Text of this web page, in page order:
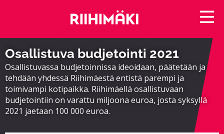
Osallistuva budjetointi 2021
Osallistuvassa budjetoinnissa ideoidaan, päätetään ja
tehdään yhdessä Riihimäestä entistä parempi ja
toimivampi kotipaikka. Riihimäellä osallistuvaan
budjetointiin on varattu miljoona euroa, josta syksyllä
2021 jaetaan 100 000 euroa.